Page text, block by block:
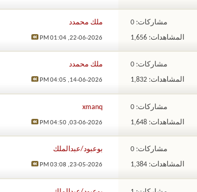
مشاركات: 0
المشاهدات: 1,656
ملك محمدد
22-06-2026,
01:04 PM
مشاركات: 0
المشاهدات: 1,832
ملك محمدد
14-06-2026,
04:05 PM
مشاركات: 0
المشاهدات: 1,648
xmanq
03-06-2026,
04:50 PM
مشاركات: 0
المشاهدات: 1,384
بوعبود/عبدالملك
23-05-2026,
03:08 PM